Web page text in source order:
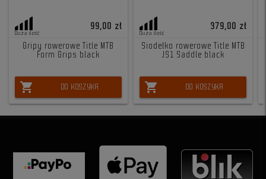
Duża ilość
99,00 zł
Gripy rowerowe Title MTB
Form Grips black
shopping_cart DO KOSZYKA
Duża ilość
379,00 zł
Siodełko rowerowe Title MTB
JS1 Saddle black
shopping_cart DO KOSZYKA